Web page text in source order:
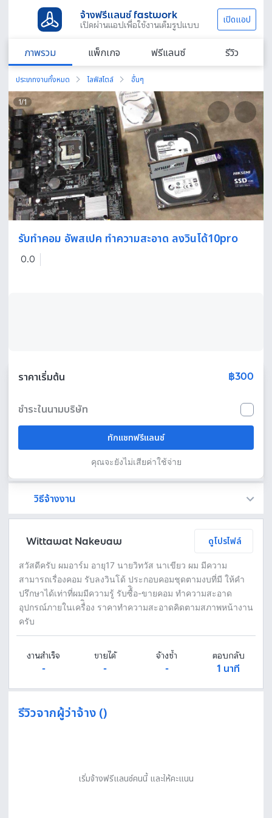
จ้างฟรีแลนซ์ fastwork
เปิดผ่านแอปเพื่อใช้งานเต็มรูปแบบ เปิดแอป
ภาพรวม แพ็กเกจ ฟรีแลนซ์ รีวิว
ประเภทงานทั้งหมด ไลฟ์สไตล์ อื่นๆ
1/1
รับทำคอม อัพสเปค ทำความสะอาด ลงวินโด้10pro
0.0
ราคาเริ่มต้น ฿300
ชำระในนามบริษัท
ทักแชทฟรีแลนซ์
คุณจะยังไม่เสียค่าใช้จ่าย
วิธีจ้างงาน
Wittawat Nakeuaw ดูโปรไฟล์
สวัสดีครับ ผมอาร์ม อายุ17 นายวิทวัส นาเขียว ผม มีความ
สามารถเรื่องคอม รับลงวินโด้ ประกอบคอมชุดตามงบที่มี ให้คำ
ปรึกษาได้เท่าที่ผมมีความรู้ รับซื้ิอ-ขายคอม ทำความสะอาด
อุปกรณ์ภายในเครื่ิอง ราคาทำความสะอาดคิดตามสภาพหน้างาน
ครับ
งานสำเร็จ
-
ขายได้
-
จ้างซ้ำ
-
ตอบกลับ
1 นาที
รีวิวจากผู้ว่าจ้าง ()
เริ่มจ้างฟรีแลนซ์คนนี้ และให้คะแนน